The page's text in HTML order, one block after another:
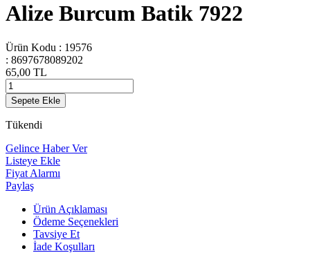
Alize Burcum Batik 7922
Ürün Kodu : 19576
: 8697678089202
65,00 TL
Sepete Ekle
Tükendi
Gelince Haber Ver
Listeye Ekle
Fiyat Alarmı
Paylaş
Ürün Açıklaması
Ödeme Seçenekleri
Tavsiye Et
İade Koşulları